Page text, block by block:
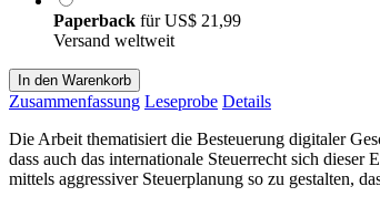
Paperback fürUS$ 21,99
Versand weltweit
In den Warenkorb
Zusammenfassung Leseprobe Details
Die Arbeit thematisiert die Besteuerung digitaler
dass auch das internationale Steuerrecht sich
mittels aggressiver Steuerplanung so zu gestalten,